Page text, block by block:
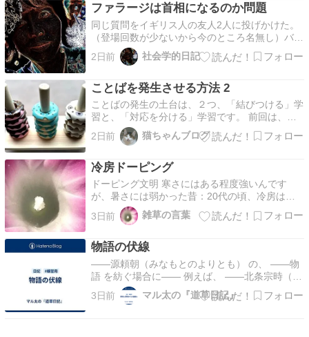
の報告の下に。 多くの方に被災地に思いを寄
せ…
ファラージは首相になるのか問題
同じ質問をイギリス人の友人2人に投げかけた。
（登場回数が少ないから今のところ名無し）バー
ナムの勝利でファラージが近い将来、 首相にな
る可能性が低くなったとは言えない。今の状況だ
思う。でも分からない。党首が変わればそれが有
利に働く可能…
2日前 社会学的日記
ことばを発生させる方法 2
ことばの発生の土台は、２つ、「結びつける」学
習と、「対応を分ける」学習です。 前回は、結
びつける学習１「玉入れ」をご紹介しました。
療育に見えた可愛い子ちゃんは、玉入れをとても
[…]
2日前 猫ちゃんブログ
冷房ドーピング
ドーピング文明 寒さにはある程度強いんです
が、暑さには弱かった昔：20代の頃、冷房はギ
ンギンに冷やすのが好きでした。 20代の頃に購
入して引っ越し先を何軒も持ち歩いたエアコン。
て使っています。 記事には関係ないけど、20世
紀後…
3日前 雑草の言葉
物語の伏線
――源頼朝（みなもとのよりとも） の、 ――物
語 を紡ぐ場合に―― 例えば、 ――北条宗時（ほ
うじょうむねとき） のような、 ――人物 の扱い
には―― 相当な注意を払う必要がある。 ……
3日前 マル太の『道草日記』